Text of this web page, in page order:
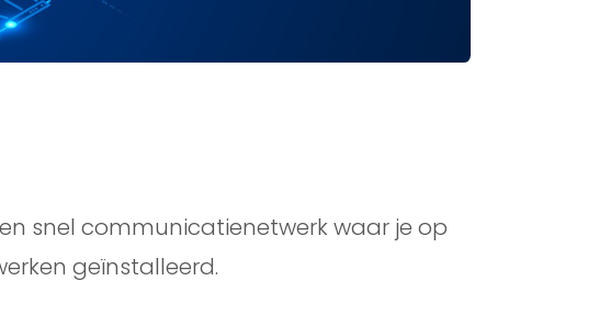
snel communicatienetwerk waar je op
geïnstalleerd.